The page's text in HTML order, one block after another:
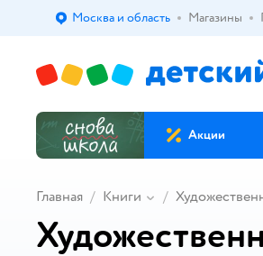
Выбор адреса доставки.
Москва и область Магазины
Акции
Главная Книги